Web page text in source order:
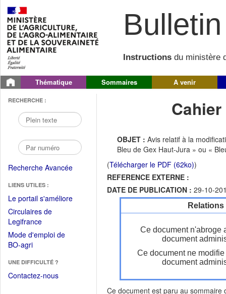
Instructions du ministère
Thématique Sommaires A venir
RECHERCHE :
Recherche Avancée
LIENS UTILES :
Le portail s'améliore(Fichier
Circulaires de
Legifrance(Ouvrir
dans
une
fenêtre)
Mode d'emploi de
BO-agri(Ouvrir
une
nouvelle
UNE DIFFICULTÉ ?
Contactez-nous
OBJET : Avis relatif à la
Bleu de Gex Haut-Jura » ou «
(Télécharger le PDF (62ko))
REFERENCE EXTERNE :
DATE DE PUBLICATION : 29-10-
Ce document n'abroge
document
Ce document ne
document
Ce document est paru au sommaire